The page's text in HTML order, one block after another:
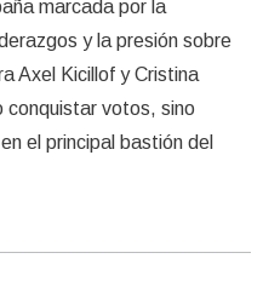
marcada por la
y la presión sobre
Axel Kicillof y Cristina
conquistar votos, sino
el principal bastión del